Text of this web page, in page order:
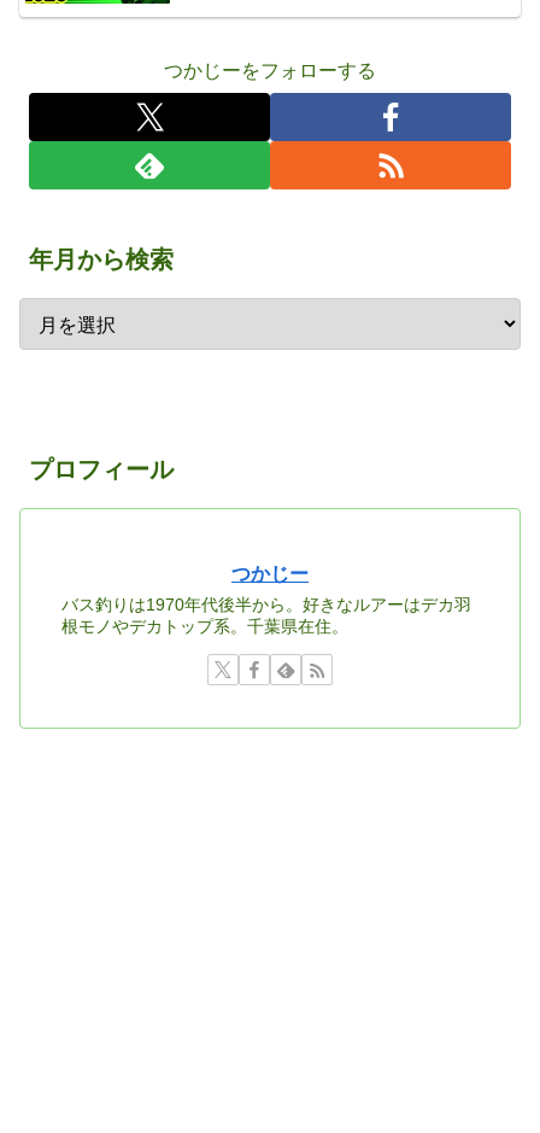
つかじーをフォローする
年月から検索
プロフィール
つかじー
バス釣りは1970年代後半から。好きなルアーはデカ羽
根モノやデカトップ系。千葉県在住。